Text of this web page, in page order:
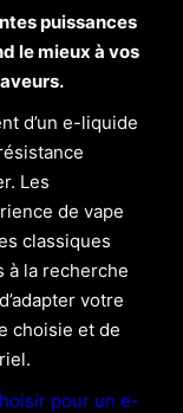
puissances
le mieux à vos
d’un e-liquide
Les
de vape
classiques
à la recherche
votre
choisie et de
pour un e-